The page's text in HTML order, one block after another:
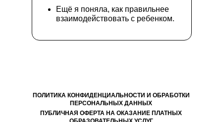
Ещё я поняла, как правильнее
взаимодействовать с ребенком.
ПОЛИТИКА КОНФИДЕНЦИАЛЬНОСТИ И ОБРАБОТКИ
ПЕРСОНАЛЬНЫХ ДАННЫХ
ПУБЛИЧНАЯ ОФЕРТА НА ОКАЗАНИЕ ПЛАТНЫХ